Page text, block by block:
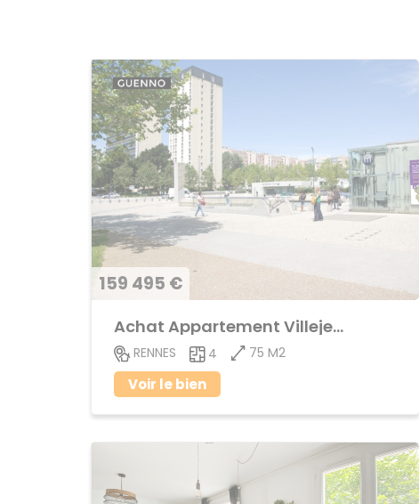
159 495 €
Achat Appartement Villejean
RENNES 4 75 M2
Voir le bien